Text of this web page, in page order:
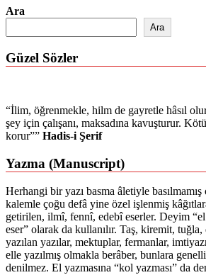
Ara
Ara
Güzel Sözler
“İlim, öğrenmekle, hilm de gayretle hâsıl
şey için çalışanı, maksadına kavuşturur.
korur”” Hadis-i Şerif
Yazma (Manuscript)
Herhangi bir yazı basma âletiyle
kalemle çoğu defâ yine özel işlenmiş
getirilen, ilmî, fennî, edebî eserler. Deyim “el
eser” olarak da kullanılır. Taş, kiremit,
yazılan yazılar, mektuplar, fermanlar,
elle yazılmış olmakla berâber, bunlara
denilmez. El yazmasına “kol yazması” da